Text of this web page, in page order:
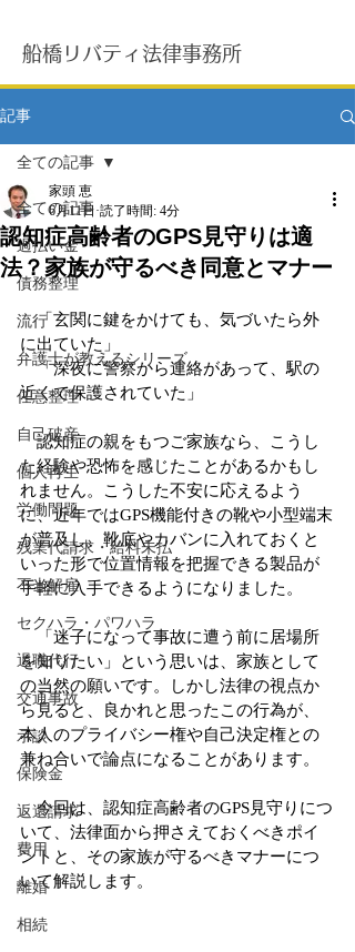
船橋リバティ法律事務所
記事
全ての記事
過払い金
債務整理
流行
弁護士が教えるシリーズ
任意整理
自己破産
個人再生
労働問題
残業代請求・給料未払
不当解雇
セクハラ・パワハラ
退職代行
交通事故
示談
保険金
返還請求
費用
離婚
相続
全ての記事
認知症高齢者のGPS見守りは適
法？家族が守るべき同意とマナー
家頭 恵
6月11日 読了時間: 4分
「玄関に鍵をかけても、気づいたら外
に出ていた」
「深夜に警察から連絡があって、駅の
近くで保護されていた」
認知症の親をもつご家族なら、こうし
た経験や恐怖を感じたことがあるかもし
れません。こうした不安に応えるよう
に、近年ではGPS機能付きの靴や小型端末
が普及し、靴底やカバンに入れておくと
いった形で位置情報を把握できる製品が
手軽に入手できるようになりました。
「迷子になって事故に遭う前に居場所
を知りたい」という思いは、家族として
の当然の願いです。しかし法律の視点か
ら見ると、良かれと思ったこの行為が、
本人のプライバシー権や自己決定権との
兼ね合いで論点になることがあります。
今回は、認知症高齢者のGPS見守りにつ
いて、法律面から押さえておくべきポイ
ントと、その家族が守るべきマナーにつ
いて解説します。